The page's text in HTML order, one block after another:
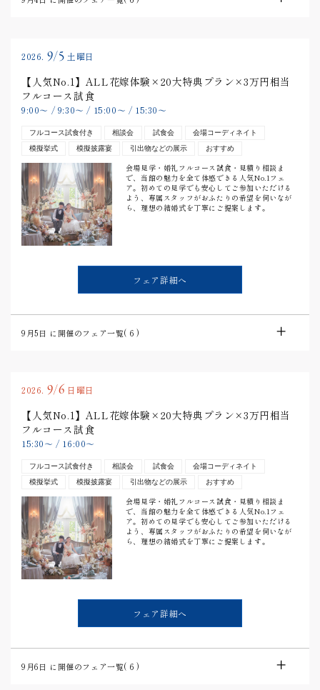
2026. 9/5 土曜日
【人気No.1】ALL花嫁体験×20大特典プラン×3万円相当
フルコース試食
9:00〜 / 9:30〜 / 15:00〜 / 15:30〜
フルコース試食付き 相談会 試食会
会場コーディネイト
模擬挙式
模擬披露宴 引出物などの展示 おすすめ
会場見学・婚礼フルコース試食・見積り相談ま
で、当館の魅力を全て体感できる人気No.1フェ
ア。初めての見学でも安心してご参加いただける
よう、専属スタッフがおふたりの希望を伺いなが
ら、理想の結婚式を丁寧にご提案します。
フェア詳細へ
9月5日 に開催のフェア一覧( 6 )
2026. 9/6 日曜日
【人気No.1】ALL花嫁体験×20大特典プラン×3万円相当
フルコース試食
15:30〜 / 16:00〜
フルコース試食付き 相談会 試食会
会場コーディネイト
模擬挙式
模擬披露宴 引出物などの展示 おすすめ
会場見学・婚礼フルコース試食・見積り相談ま
で、当館の魅力を全て体感できる人気No.1フェ
ア。初めての見学でも安心してご参加いただける
よう、専属スタッフがおふたりの希望を伺いなが
ら、理想の結婚式を丁寧にご提案します。
フェア詳細へ
9月6日 に開催のフェア一覧( 6 )